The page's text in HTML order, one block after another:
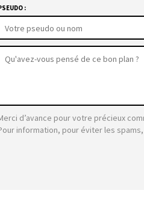
:
d’avance pour votre précieux
information, pour éviter les